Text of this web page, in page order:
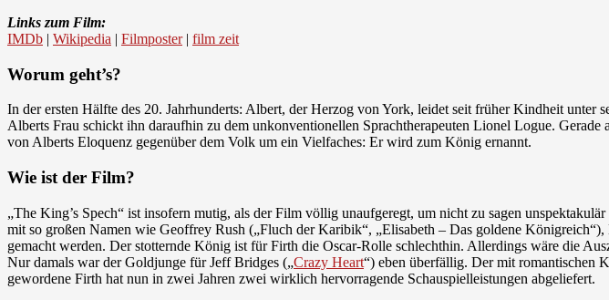
Links zum Film:
IMDb | Wikipedia | Filmposter| film zeit
Worum geht’s?
In der ersten Hälfte des 20. Jahrhunderts: Albert, der Herzog von York, leidet seit früher Kindheit unter
Alberts Frau schickt ihn daraufhin zu dem unkonventionellen Sprachtherapeuten Lionel Logue.
von Alberts Eloquenz gegenüber dem Volk um ein Vielfaches: Er wird zum König ernannt.
Wie ist der Film?
„The King’s Spech“ ist insofern mutig, als der Film völlig unaufgeregt, um nicht zu sagen
mit so großen Namen wie Geoffrey Rush („Fluch der Karibik“, „Elisabeth – Das goldene Königreich“),
gemacht werden. Der stotternde König ist für Firth die Oscar-Rolle schlechthin. Allerdings wäre die
Nur damals war der Goldjunge für Jeff Bridges („Crazy Heart“) eben überfällig. Der mit romantischen
gewordene Firth hat nun in zwei Jahren zwei wirklich hervorragende Schauspielleistungen abgeliefert.